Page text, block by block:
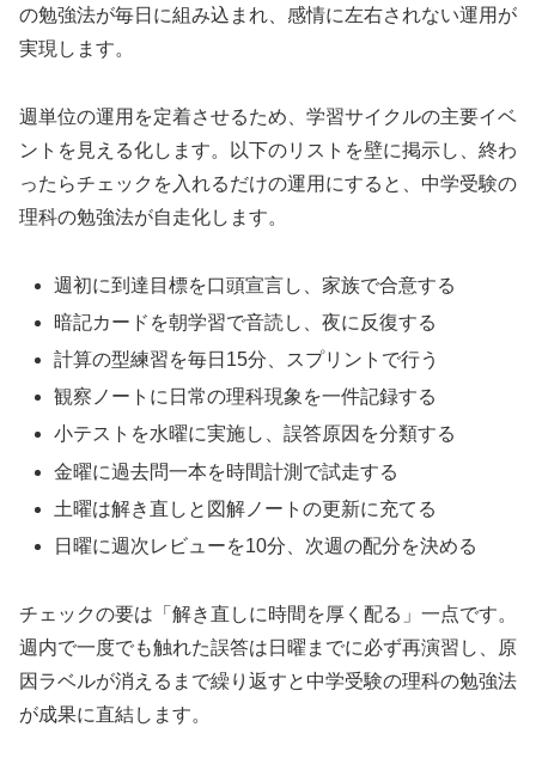
の勉強法が毎日に組み込まれ、感情に左右されない運用が
実現します。
週単位の運用を定着させるため、学習サイクルの主要イベ
ントを見える化します。以下のリストを壁に掲示し、終わ
ったらチェックを入れるだけの運用にすると、中学受験の
理科の勉強法が自走化します。
週初に到達目標を口頭宣言し、家族で合意する
暗記カードを朝学習で音読し、夜に反復する
計算の型練習を毎日15分、スプリントで行う
観察ノートに日常の理科現象を一件記録する
小テストを水曜に実施し、誤答原因を分類する
金曜に過去問一本を時間計測で試走する
土曜は解き直しと図解ノートの更新に充てる
日曜に週次レビューを10分、次週の配分を決める
チェックの要は「解き直しに時間を厚く配る」一点です。
週内で一度でも触れた誤答は日曜までに必ず再演習し、原
因ラベルが消えるまで繰り返すと中学受験の理科の勉強法
が成果に直結します。